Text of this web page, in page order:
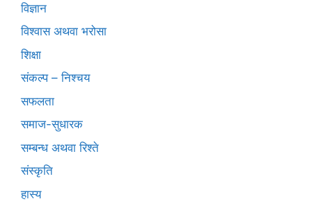
विज्ञान
विश्वास अथवा भरोसा
शिक्षा
संकल्प – निश्चय
सफलता
समाज-सुधारक
सम्बन्ध अथवा रिश्ते
संस्कृति
हास्य